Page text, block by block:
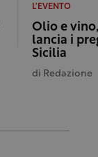
L'EVENTO
Olio e
lancia i
Sicilia
di Redazione